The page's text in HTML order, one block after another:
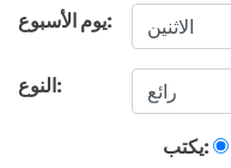
يوم الأسبوع:
النوع:
يكتب: